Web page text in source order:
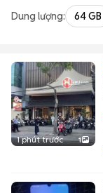
Dung lượng: 64 GB
1 phút trước 1